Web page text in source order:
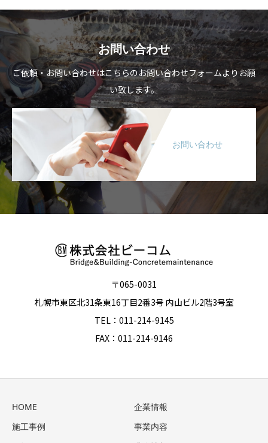
お問い合わせ
ご依頼・お問い合わせはこちらのお問い合わせフォームよりお願
い致します。
お問い合わせ
〒065-0031
札幌市東区北31条東16丁目2番3号 内山ビル2階3号室
TEL：011-214-9145
FAX：011-214-9146
HOME
企業情報
施工事例
事業内容